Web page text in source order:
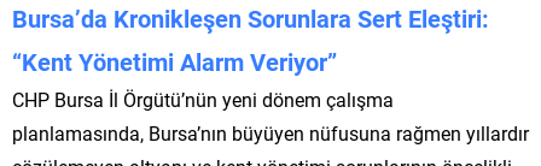
Bursa’da Kronikleşen Sorunlara Sert Eleştiri:
“Kent Yönetimi Alarm Veriyor”
CHP Bursa İl Örgütü’nün yeni dönem çalışma
planlamasında, Bursa’nın büyüyen nüfusuna rağmen yıllardır